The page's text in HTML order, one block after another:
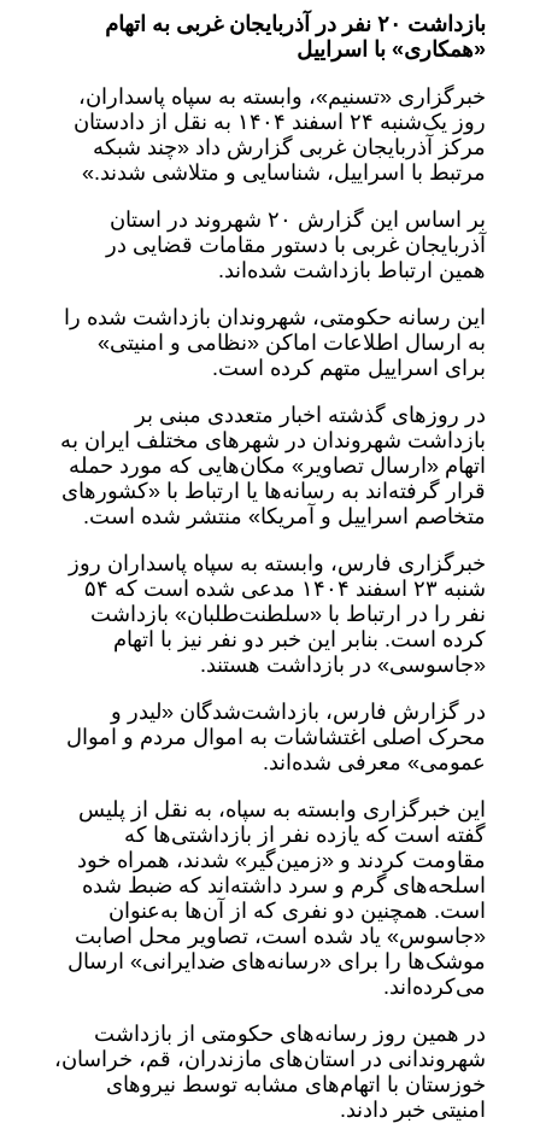
بازداشت ۲۰ نفر در آذربایجان غربی به اتهام
«همکاری» با اسراییل
خبرگزاری «تسنیم»، وابسته به سپاه پاسداران،
روز یک‌شنبه ۲۴ اسفند ۱۴۰۴ به نقل از دادستان
مرکز آذربایجان غربی گزارش داد «چند شبکه
مرتبط با اسراییل، شناسایی و متلاشی شدند.»
بر اساس این گزارش ۲۰ شهروند در استان
آذربایجان غربی با دستور مقامات قضایی در
همین ارتباط بازداشت شده‌اند.
این رسانه حکومتی، شهروندان بازداشت شده را
به ارسال اطلاعات اماکن «نظامی و امنیتی»
برای اسراییل متهم کرده است.
در روزهای گذشته اخبار متعددی مبنی بر
بازداشت شهروندان در شهرهای مختلف ایران به
اتهام «ارسال تصاویر» مکان‌هایی که مورد حمله
قرار گرفته‌اند به رسانه‌ها یا ارتباط با «کشورهای
متخاصم اسراییل و آمریکا» منتشر شده است.
خبرگزاری فارس، وابسته به سپاه پاسداران روز
شنبه ۲۳ اسفند ۱۴۰۴ مدعی شده است که ۵۴
نفر را در ارتباط با «سلطنت‌طلبان» بازداشت
کرده است. بنابر این خبر دو نفر نیز با اتهام
«جاسوسی» در بازداشت هستند.
در گزارش فارس، بازداشت‌شدگان «لیدر و
محرک اصلی اغتشاشات به اموال مردم و اموال
عمومی» معرفی شده‌اند.
این خبرگزاری وابسته به سپاه، به نقل از پلیس
گفته است که یازده نفر از بازداشتی‌ها که
مقاومت کردند و «زمین‌گیر» شدند، همراه خود
اسلحه‌های گرم و سرد داشته‌اند که ضبط شده‌
است. همچنین دو نفری که از آن‌ها به‌عنوان
«جاسوس» یاد شده است، تصاویر محل اصابت
موشک‌ها را برای «رسانه‌های ضدایرانی» ارسال
می‌کرده‌اند.
در همین روز رسانه‌های حکومتی از بازداشت
شهروندانی در استان‌های مازندران، قم، خراسان،
خوزستان با اتهام‌های مشابه توسط نیروهای
امنیتی خبر دادند.